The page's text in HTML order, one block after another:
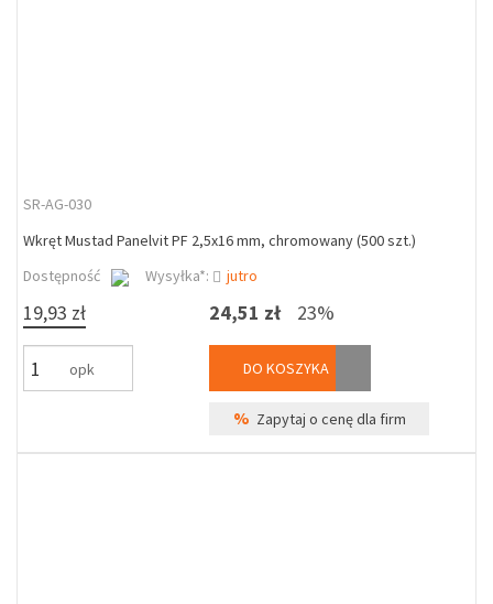
SR-AG-030
Wkręt Mustad Panelvit PF 2,5x16 mm, chromowany (500 szt.)
Dostępność
Wysyłka*: jutro
19,93 zł
opk
24,51 zł 23%
DO KOSZYKA
% Zapytaj o cenę dla firm